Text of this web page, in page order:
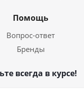
Помощь
Вопрос-ответ
Бренды
всегда в курсе!